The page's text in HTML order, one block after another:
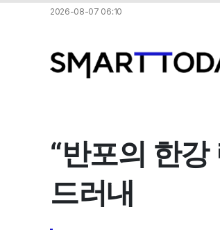
2026-08-07 06:10
“반포의 한
드러내